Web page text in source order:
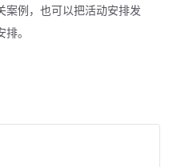
案例，也可以把活动安排发
。